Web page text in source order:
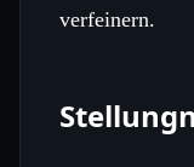
verfeinern.